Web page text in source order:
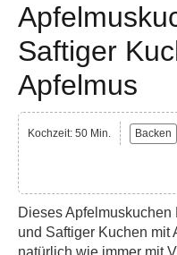
Saftiger
Apfelmus
Kochzeit: 50 Min. Backen
Dieses
und Saftiger Kuchen mit